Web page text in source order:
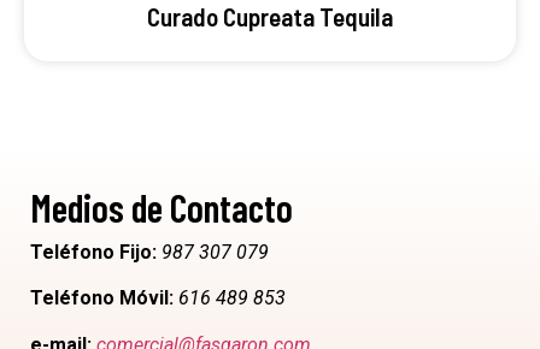
Curado Cupreata Tequila
Medios de Contacto
Teléfono Fijo: 987 307 079
Teléfono Móvil: 616 489 853